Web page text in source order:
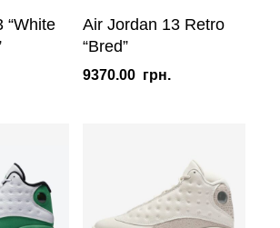
“White
Air Jordan 13 Retro
“Bred”
9370.00 грн.